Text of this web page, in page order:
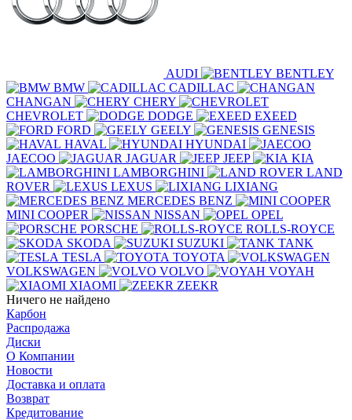
AUDI
BENTLEY
BMW
CADILLAC
CHANGAN
CHERY
CHEVROLET
DODGE
EXEED
FORD
GEELY
GENESIS
HAVAL
HYUNDAI
JAECOO
JAGUAR JEEP
KIA
LAMBORGHINI
LAND
ROVER
LEXUS
LIXIANG
MERCEDES BENZ
MINI COOPER
NISSAN
OPEL
PORSCHE
ROLLS-ROYCE
SKODA
SUZUKI
TANK
TESLA
TOYOTA
VOLKSWAGEN
VOLVO
VOYAH
XIAOMI
ZEEKR
Ничего не найдено
Карбон
Распродажа
Диски
О Компании
Новости
Доставка и оплата
Возврат
Кредитование